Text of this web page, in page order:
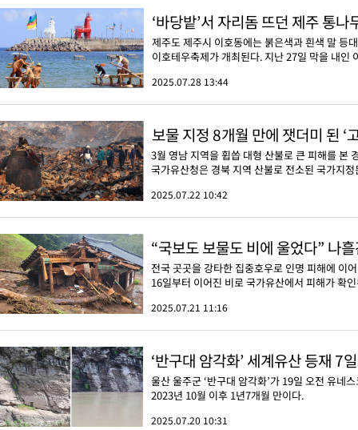
‘바당밭’서 자리돔 뜨던 제주 통나
제주도 제주시 이호동에는 붉은색과 흰색 말 등
이호테우축제가 개최된다. 지난 27일 막을 내인
2025.07.28 13:44
보물 지정 8개월 만에 잿더미 된 ‘
3월 영남 지역을 휩씁 대형 산불로 큰 피해를 본
국가유산청은 경북 지역 산불로 전소된 국가지
2025.07.22 10:42
“국보도 보물도 비에 울었다” 나
전국 곳곳을 강타한 집중호우로 인명 피해에 이
16일부터 이어진 비로 국가유산에서 피해가 확
2025.07.21 11:16
‘반구대 암각화’ 세계유산 등재
울산 울주군 ‘반구대 암각화’가 19일 오전 유네
2023년 10월 이후 1년7개월 만이다.
2025.07.20 10:31